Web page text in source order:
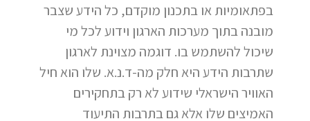
בפתאומיות או בתכנון מוקדם, כל הידע שצבר
מובנה בתוך מערכות הארגון וידוע לכל מי
שיכול להשתמש בו. דוגמה מצוינת לארגון
שתרבות הידע היא חלק מה-ד.נ.א. שלו הוא חיל
האוויר הישראלי שידוע לא רק בתחקירים
האמיצים שלו אלא גם בתרבות התיעוד